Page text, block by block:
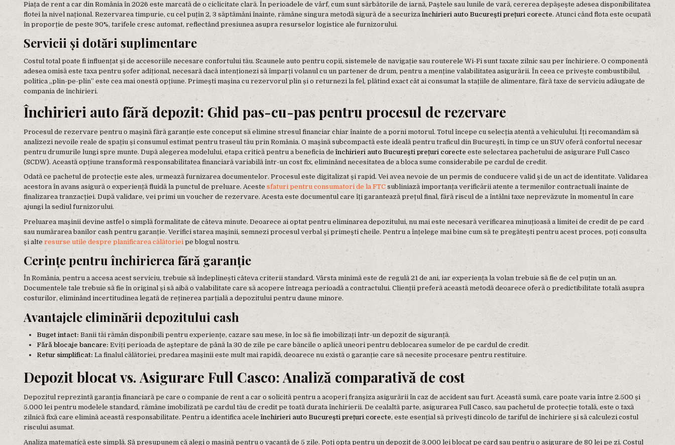
Piața de rent a car din România în 2026 este marcată de o ciclicitate clară. În perioadele de vârf, cum sunt sărbătorile de iarnă, Paștele sau lunile de vară, cererea depășește adesea disponibilitatea
flotei la nivel național. Rezervarea timpurie, cu cel puțin 2, 3 săptămâni înainte, rămâne singura metodă sigură de a securiza închirieri auto București prețuri corecte. Atunci când flota este ocupată
în proporție de peste 90%, tarifele cresc automat, reflectând presiunea asupra resurselor logistice ale furnizorului.
Servicii și dotări suplimentare
Costul total poate fi influențat și de accesoriile necesare confortului tău. Scaunele auto pentru copii, sistemele de navigație sau routerele Wi-Fi sunt taxate zilnic sau per închiriere. O componentă
adesea omisă este taxa pentru șofer adițional, necesară dacă intenționezi să împarți volanul cu un partener de drum, pentru a menține valabilitatea asigurării. În ceea ce privește combustibilul,
politica „plin-pe-plin” este cea mai onestă opțiune. Primești mașina cu rezervorul plin și o returnezi la fel, plătind exact cât ai consumat la stațiile de alimentare, fără taxe de serviciu adăugate de
compania de închirieri.
Închirieri auto fără depozit: Ghid pas-cu-pas pentru procesul de rezervare
Procesul de rezervare pentru o mașină fără garanție este conceput să elimine stresul financiar chiar înainte de a porni motorul. Totul începe cu selecția atentă a vehiculului. Îți recomandăm să
analizezi nevoile reale de spațiu și consumul estimat pentru traseul tău prin România. O mașină subcompactă este ideală pentru traficul din București, în timp ce un SUV oferă confortul necesar
pentru drumurile lungi spre munte. După alegerea modelului, etapa critică pentru a beneficia de închirieri auto București prețuri corecte este selectarea pachetului de asigurare Full Casco
(SCDW). Această opțiune transformă responsabilitatea financiară variabilă într-un cost fix, eliminând necesitatea de a bloca sume considerabile pe cardul de credit.
Odată ce pachetul de protecție este ales, urmează furnizarea documentelor. Procesul este digitalizat și rapid. Vei avea nevoie de un permis de conducere valid și de un act de identitate. Validarea
acestora în avans asigură o experiență fluidă la punctul de preluare. Aceste sfaturi pentru consumatori de la FTC subliniază importanța verificării atente a termenilor contractuali înainte de
finalizarea tranzacției. După validare, vei primi un voucher de rezervare. Acesta este documentul care îți garantează prețul final, fără riscul de a întâlni taxe neprevăzute în momentul în care
ajungi la sediul furnizorului.
Preluarea mașinii devine astfel o simplă formalitate de câteva minute. Deoarece ai optat pentru eliminarea depozitului, nu mai este necesară verificarea minuțioasă a limitei de credit de pe card
sau numărarea banilor cash pentru garanție. Verifici starea mașinii, semnezi procesul verbal și primești cheile. Pentru a înțelege mai bine cum să te pregătești pentru acest proces, poți consulta
și alte resurse utile despre planificarea călătoriei pe blogul nostru.
Cerințe pentru închirierea fără garanție
În România, pentru a accesa acest serviciu, trebuie să îndeplinești câteva criterii standard. Vârsta minimă este de regulă 21 de ani, iar experiența la volan trebuie să fie de cel puțin un an.
Documentele tale trebuie să fie în original și să aibă o valabilitate care să acopere întreaga perioadă a contractului. Clienții preferă această metodă deoarece oferă o predictibilitate totală asupra
costurilor, eliminând incertitudinea legată de reținerea parțială a depozitului pentru daune minore.
Avantajele eliminării depozitului cash
Buget intact: Banii tăi rămân disponibili pentru experiențe, cazare sau mese, în loc să fie imobilizați într-un depozit de siguranță.
Fără blocaje bancare: Eviți perioada de așteptare de până la 30 de zile pe care băncile o aplică uneori pentru deblocarea sumelor de pe cardul de credit.
Retur simplificat: La finalul călătoriei, predarea mașinii este mult mai rapidă, deoarece nu există o garanție care să necesite procesare pentru restituire.
Depozit blocat vs. Asigurare Full Casco: Analiză comparativă de cost
Depozitul reprezintă garanția financiară pe care o companie de rent a car o solicită pentru a acoperi franșiza asigurării în caz de accident sau furt. Această sumă, care poate varia între 2.500 și
5.000 lei pentru modelele standard, rămâne imobilizată pe cardul tău de credit pe toată durata închirierii. De cealaltă parte, asigurarea Full Casco, sau pachetul de protecție totală, este o taxă
zilnică fixă care elimină această responsabilitate. Pentru a identifica acele închirieri auto București prețuri corecte, este esențial să privești dincolo de tariful de închiriere și să calculezi costul
riscului asumat.
Analiza matematică este simplă. Să presupunem că alegi o mașină pentru o vacanță de 5 zile. Poți opta pentru un depozit de 3.000 lei blocat pe card sau pentru o asigurare de 80 lei pe zi. Costul